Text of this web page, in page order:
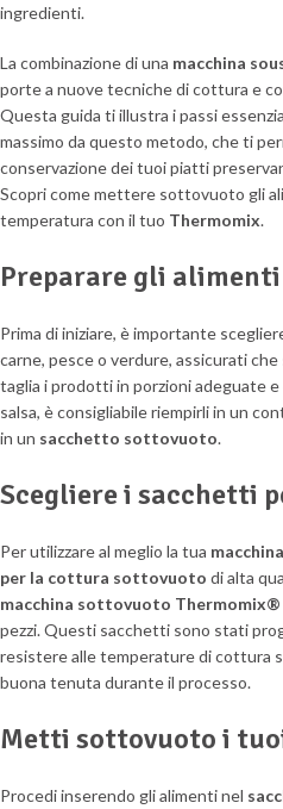
ingredienti.
La combinazione di una macchina
porte a nuove tecniche di cottura e
Questa guida ti illustra i passi
massimo da questo metodo, che ti
conservazione dei tuoi piatti
Scopri come mettere sottovuoto gli
temperatura con il tuo Thermomix.
Preparare gli
Prima di iniziare, è importante
carne, pesce o verdure, assicurati
taglia i prodotti in porzioni adeguate
salsa, è consigliabile riempirli in un
in un sacchetto sottovuoto.
Scegliere i sacchetti
Per utilizzare al meglio la tua
per la cottura sottovuoto di alta
macchina sottovuoto Thermomix®
pezzi. Questi sacchetti sono stati
resistere alle temperature di cottura
buona tenuta durante il processo.
Metti sottovuoto i
Procedi inserendo gli alimenti nel